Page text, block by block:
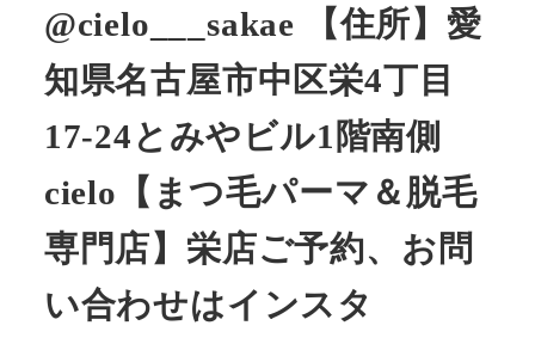
@cielo___sakae 【住所】愛
知県名古屋市中区栄4丁目
17-24とみやビル1階南側
cielo【まつ毛パーマ＆脱毛
専門店】栄店ご予約、お問
い合わせはインスタ